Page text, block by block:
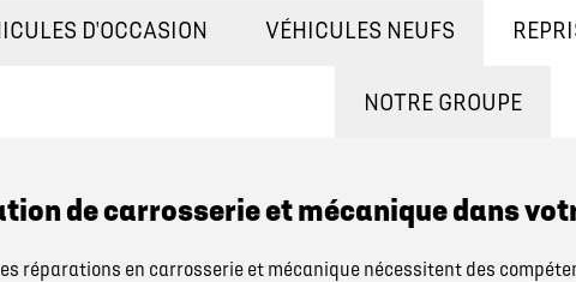
D'OCCASION VÉHICULES NEUFS
DÉCOUVREZ NOTRE GAMME
NOTRE GROUPE
de carrosserie et mécanique dans
réparations en carrosserie et mécanique nécessitent des